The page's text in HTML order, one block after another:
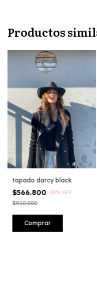
Productos
tapado darcy black
$566.800 -30% OFF
$810.000
Comprar